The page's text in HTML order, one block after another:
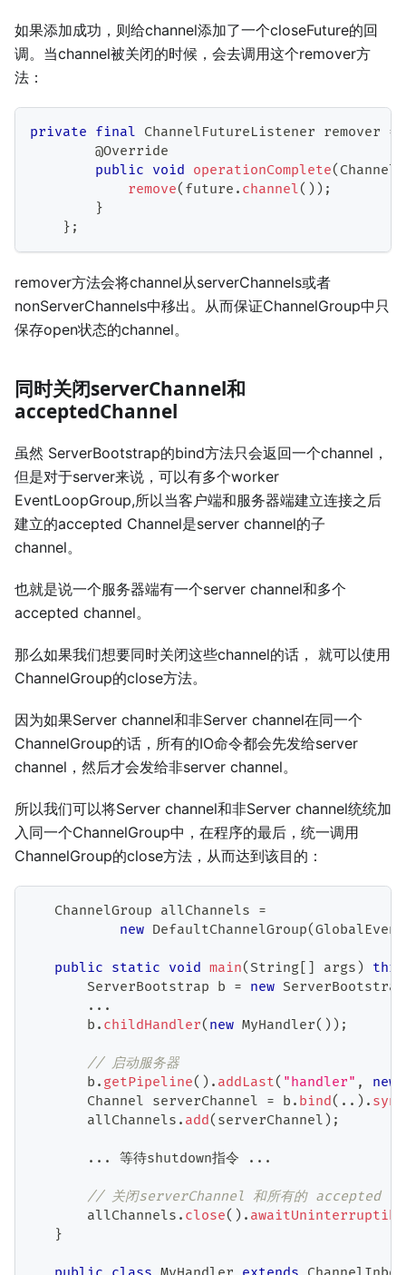
如果添加成功，则给channel添加了一个closeFuture的回
调。当channel被关闭的时候，会去调用这个remover方
法：
private final ChannelFutureListener remover =
@Override
public void operationComplete(
remove( future . channel( ) ) ;
}
} ;
remover方法会将channel从serverChannels或者
nonServerChannels中移出。从而保证ChannelGroup中只
保存open状态的channel。
同时关闭serverChannel和
acceptedChannel
虽然 ServerBootstrap的bind方法只会返回一个channel，
但是对于server来说，可以有多个worker
EventLoopGroup,所以当客户端和服务器端建立连接之后
建立的accepted Channel是server channel的子
channel。
也就是说一个服务器端有一个server channel和多个
accepted channel。
那么如果我们想要同时关闭这些channel的话， 就可以使用
ChannelGroup的close方法。
因为如果Server channel和非Server channel在同一个
ChannelGroup的话，所有的IO命令都会先发给server
channel，然后才会发给非server channel。
所以我们可以将Server channel和非Server channel统统加
入同一个ChannelGroup中，在程序的最后，统一调用
ChannelGroup的close方法，从而达到该目的：
ChannelGroup allChannels =
new DefaultChannelGroup(
public static void main( String [ ] args )
ServerBootstrap b = new ServerBootstrap
. . .
       b
. childHandler( new MyHandler( ) ) ;
// 启动服务器
       b
. getPipeline( ) . addLast( "handler" , new
Channel serverChannel = b . bind( . . ) . sync
       allChannels
. add( serverChannel ) ;
. . . 等待shutdown指令 . . .
// 关闭serverChannel 和所有的 accepted
       allChannels
. close( ) .
}